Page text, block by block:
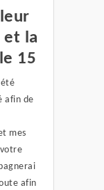
et la
15
afin de
mes
afin